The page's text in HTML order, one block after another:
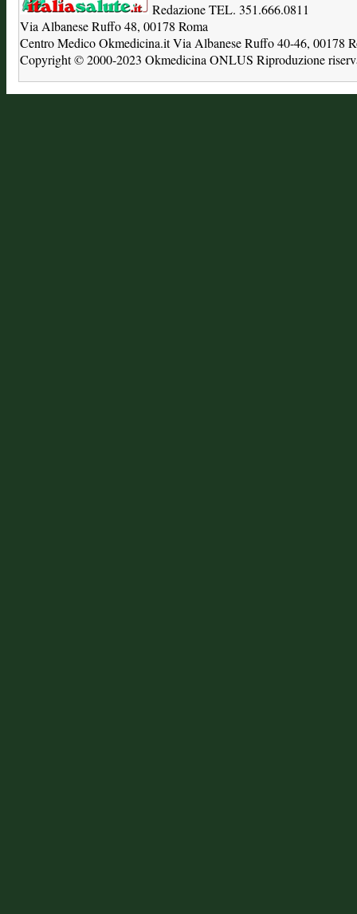
Redazione TEL. 351.666.0811
Via Albanese Ruffo 48, 00178 Roma
Centro Medico Okmedicina.it Via Albanese Ruffo 40-46, 00178
Copyright © 2000-2023 Okmedicina ONLUS Riproduzione